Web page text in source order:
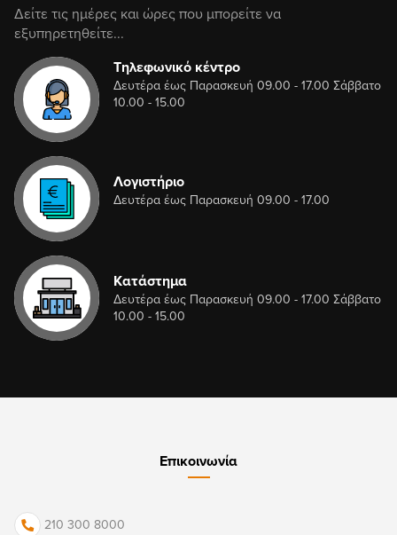
Δείτε τις ημέρες και ώρες που μπορείτε να
εξυπηρετηθείτε...
Τηλεφωνικό κέντρο
Δευτέρα έως Παρασκευή 09.00 - 17.00 Σάββατο
10.00 - 15.00
Λογιστήριο
Δευτέρα έως Παρασκευή 09.00 - 17.00
Κατάστημα
Δευτέρα έως Παρασκευή 09.00 - 17.00 Σάββατο
10.00 - 15.00
Επικοινωνία
210 300 8000